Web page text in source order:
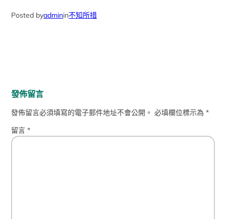
Posted byadminin不知所措
發佈留言
發佈留言必須填寫的電子郵件地址不會公開。 必填欄位標示為*
留言*